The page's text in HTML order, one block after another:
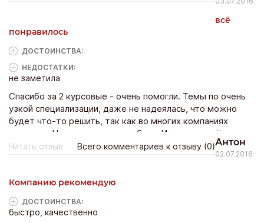
всё
понравилось
ДОСТОИНCТВА:
НЕДОСТАТКИ:
не заметила
Спасибо за 2 курсовые - очень помогли. Темы по очень
узкой специализации, даже не надеялась, что можно
будет что-то решить, так как во многих компаниях
отказали. Но вы взялись за работу. И сделали всё в
соответствии с требованиями.
Читать отзыв Всего комментариев к отзыву (0)Антон
02.07.2016
Компанию рекомендую
ДОСТОИНCТВА:
быстро, качественно